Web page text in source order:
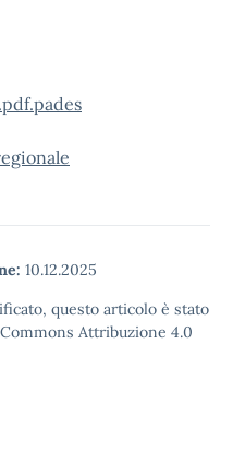
10.12.2025
questo articolo è stato
Attribuzione 4.0